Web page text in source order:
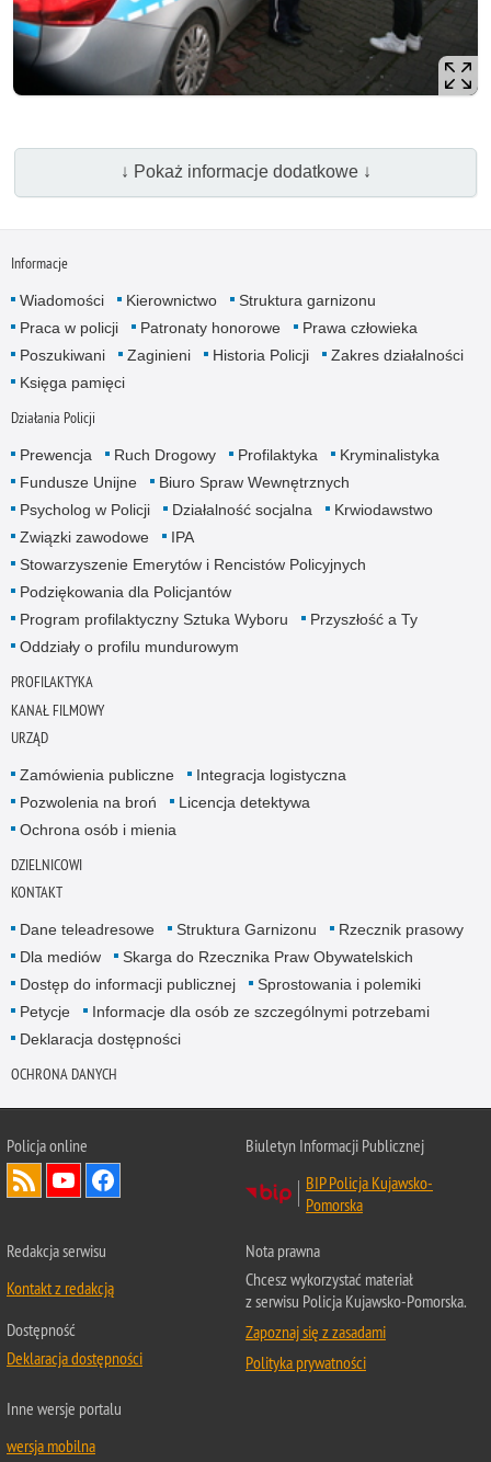
↓ Pokaż informacje dodatkowe ↓
Informacje
Wiadomości Kierownictwo
Struktura garnizonu
Praca w policji
Patronaty honorowe
Prawa człowieka
Poszukiwani
Zaginieni Historia Policji
Zakres działalności
Księga pamięci
Działania Policji
Prewencja Ruch Drogowy Profilaktyka
Kryminalistyka
Fundusze Unijne
Biuro Spraw Wewnętrznych
Psycholog w Policji
Działalność socjalna
Krwiodawstwo
Związki zawodowe
IPA
Stowarzyszenie Emerytów i Rencistów Policyjnych
Podziękowania dla Policjantów
Program profilaktyczny Sztuka Wyboru
Przyszłość a Ty
Oddziały o profilu mundurowym
PROFILAKTYKA
KANAŁ FILMOWY
URZĄD
Zamówienia publiczne
Integracja logistyczna
Pozwolenia na broń
Licencja detektywa
Ochrona osób i mienia
DZIELNICOWI
KONTAKT
Dane teleadresowe Struktura Garnizonu
Rzecznik prasowy
Dla mediów
Skarga do Rzecznika Praw Obywatelskich
Dostęp do informacji publicznej
Sprostowania i polemiki
Petycje
Informacje dla osób ze szczególnymi potrzebami
Deklaracja dostępności
OCHRONA DANYCH
Policja online
Biuletyn Informacji Publicznej
BIP Policja Kujawsko-
Pomorska
Redakcja serwisu
Kontakt z redakcją
Dostępność
Deklaracja dostępności
Nota prawna
Chcesz wykorzystać materiał
z serwisu Policja Kujawsko-Pomorska.
Zapoznaj się z zasadami
Polityka prywatności
Inne wersje portalu
wersja mobilna